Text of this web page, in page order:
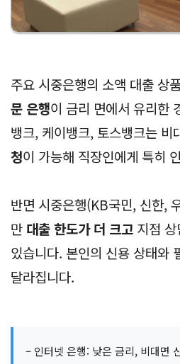
주요 시중은행의 소액 대출 상
문 은행이 금리 면에서 유리한
뱅크, 케이뱅크, 토스뱅크는 비
청이 가능해 직장인에게 특히
반면 시중은행(KB국민, 신한,
만 대출 한도가 더 크고 지점
있습니다. 본인의 신용 상태와
달라집니다.
– 인터넷 은행: 낮은 금리, 비대면